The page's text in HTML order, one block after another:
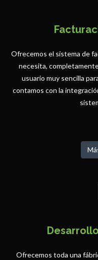
Ofrecemos el sistema de
necesita,
usuario muy sencilla
contamos con la
Ofrecemos toda una